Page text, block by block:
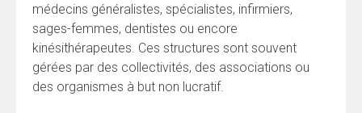
médecins généralistes, spécialistes, infirmiers,
sages-femmes, dentistes ou encore
kinésithérapeutes. Ces structures sont souvent
gérées par des collectivités, des associations ou
des organismes à but non lucratif.